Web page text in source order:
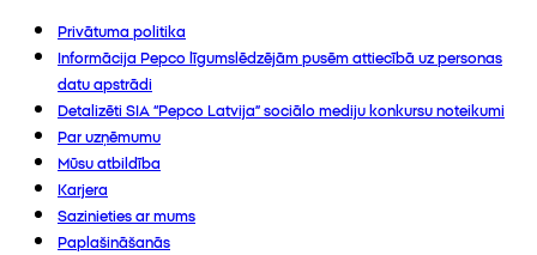
Privātuma politika
Informācija Pepco līgumslēdzējām pusēm attiecībā uz personas
datu apstrādi
Detalizēti SIA “Pepco Latvija” sociālo mediju konkursu noteikumi
Par uzņēmumu
Mūsu atbildība
Karjera
Sazinieties ar mums
Paplašināšanās